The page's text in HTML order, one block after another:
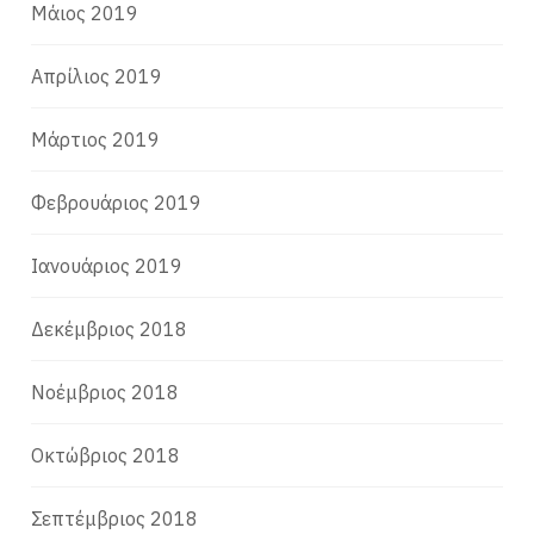
Μάιος 2019
Απρίλιος 2019
Μάρτιος 2019
Φεβρουάριος 2019
Ιανουάριος 2019
Δεκέμβριος 2018
Νοέμβριος 2018
Οκτώβριος 2018
Σεπτέμβριος 2018